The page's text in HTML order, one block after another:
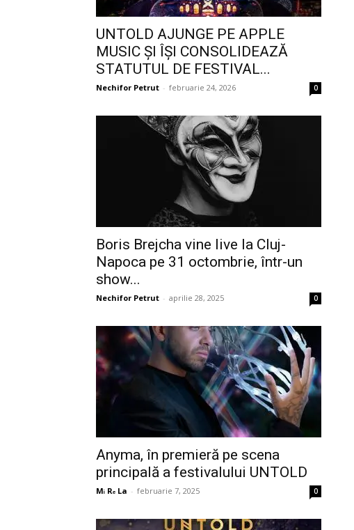
UNTOLD AJUNGE PE APPLE
MUSIC ȘI ÎȘI CONSOLIDEAZĂ
STATUTUL DE FESTIVAL...
Nechifor Petrut - februarie 24, 2026 0
Boris Brejcha vine live la Cluj-
Napoca pe 31 octombrie, într-un
show...
Nechifor Petrut - aprilie 28, 2025 0
Anyma, în premieră pe scena
principală a festivalului UNTOLD
Mᵢ Rₑ La - februarie 7, 2025 0